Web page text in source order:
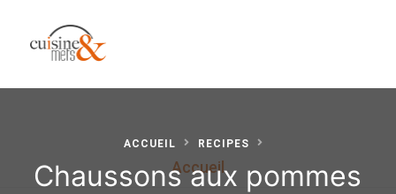
Accueil
ACCUEIL RECIPES
Chaussons aux pommes